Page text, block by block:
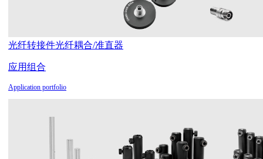
光纤转接件光纤耦合/准直器
应用组合
Application portfolio